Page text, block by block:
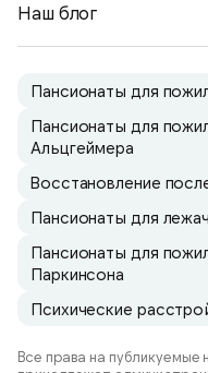
Наш блог
Пансионаты для
Пансионаты для
Альцгеймера
Восстановление
Пансионаты для
Пансионаты для
Паркинсона
Психические
Все права на